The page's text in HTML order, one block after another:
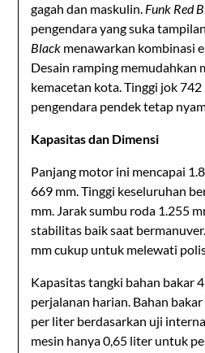
gagah dan maskulin. Funk Red
pengendara yang suka
Black menawarkan kombinasi
Desain ramping memudahkan
kemacetan kota. Tinggi jok
pengendara pendek tetap
Kapasitas dan Dimensi
Panjang motor ini mencapai
669 mm. Tinggi keseluruhan
mm. Jarak sumbu roda 1.255
stabilitas baik saat
mm cukup untuk melewati
Kapasitas tangki bahan bakar
perjalanan harian. Bahan
per liter berdasarkan uji
mesin hanya 0,65 liter untuk